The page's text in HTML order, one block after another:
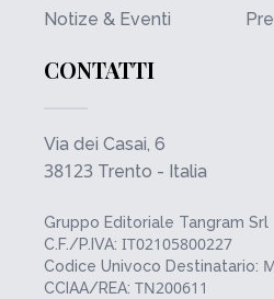
Notize & Eventi
CONTATTI
Via dei Casai, 6
38123 Trento - Italia
Gruppo Editoriale Tangram Srl
C.F./P.IVA: IT02105800227
Codice Univoco Destinatario:
CCIAA/REA: TN200611